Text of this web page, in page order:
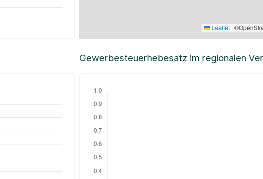
Leaflet |
Gewerbesteuerhebesatz im regionalen